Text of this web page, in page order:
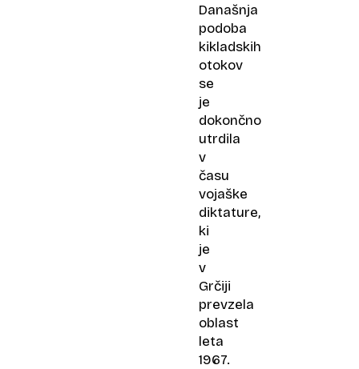
Današnja
podoba
kikladskih
otokov
se
je
dokončno
utrdila
v
času
vojaške
diktature,
ki
je
v
Grčiji
prevzela
oblast
leta
1967.